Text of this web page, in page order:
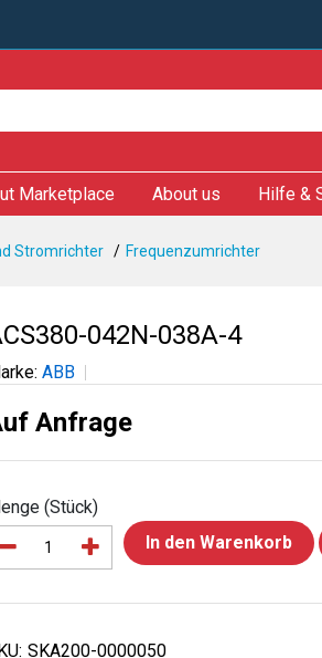
Marketplace About us Hilfe &
Stromrichter Frequenzumrichter
042N-038A-4
ABB
Anfrage
(Stück)
In den Warenkorb
SKA200-0000050